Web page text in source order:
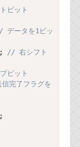
ビット
データを1ビッ
// 右シフト
ビット
完了フラグを